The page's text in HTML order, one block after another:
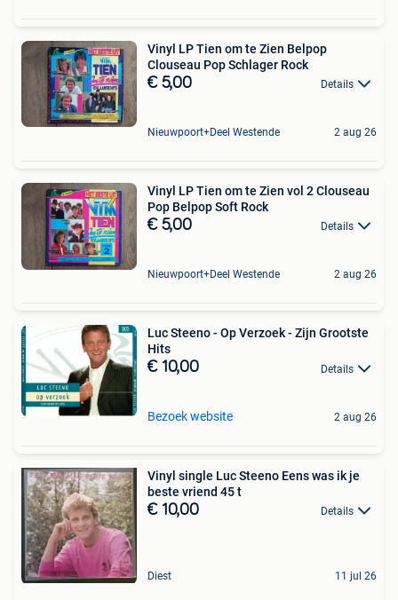
Vinyl LP Tien om te Zien Belpop
Clouseau Pop Schlager Rock
€ 5,00 Details
Nieuwpoort+Deel Westende 2 aug 26
Vinyl LP Tien om te Zien vol 2 Clouseau
Pop Belpop Soft Rock
€ 5,00 Details
Nieuwpoort+Deel Westende 2 aug 26
Luc Steeno - Op Verzoek - Zijn Grootste
Hits
€ 10,00 Details
Bezoek website 2 aug 26
Vinyl single Luc Steeno Eens was ik je
beste vriend 45 t
€ 10,00 Details
Diest 11 jul 26